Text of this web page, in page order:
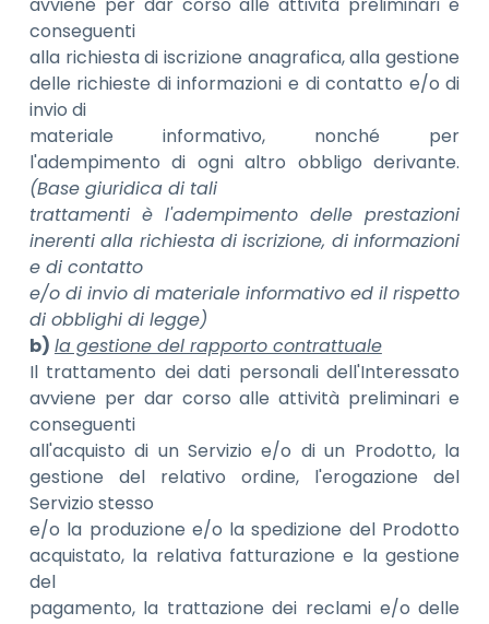
avviene per dar corso alle attività preliminari e
conseguenti
alla richiesta di iscrizione anagrafica, alla gestione
delle richieste di informazioni e di contatto e/o di
invio di
materiale informativo, nonché per
l'adempimento di ogni altro obbligo derivante.
(Base giuridica di tali
trattamenti è l'adempimento delle prestazioni
inerenti alla richiesta di iscrizione, di informazioni
e di contatto
e/o di invio di materiale informativo ed il rispetto
di obblighi di legge)
b) la gestione del rapporto contrattuale
Il trattamento dei dati personali dell'Interessato
avviene per dar corso alle attività preliminari e
conseguenti
all'acquisto di un Servizio e/o di un Prodotto, la
gestione del relativo ordine, l'erogazione del
Servizio stesso
e/o la produzione e/o la spedizione del Prodotto
acquistato, la relativa fatturazione e la gestione
del
pagamento, la trattazione dei reclami e/o delle